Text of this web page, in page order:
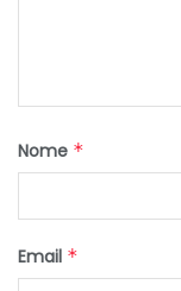
Nome *
Email *